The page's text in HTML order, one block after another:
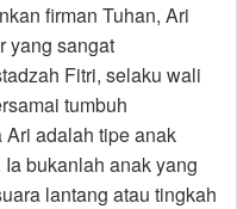
firman Tuhan, Ari
yang sangat
Fitri, selaku wali
tumbuh
adalah tipe anak
bukanlah anak yang
lantang atau tingkah